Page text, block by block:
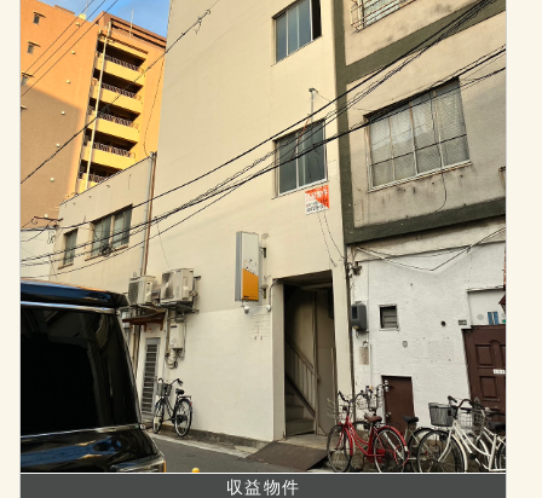
収益物件